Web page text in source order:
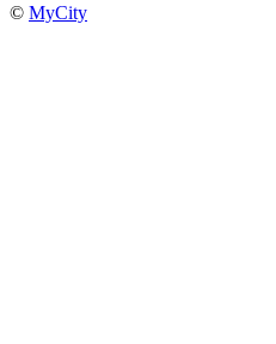
© MyCity